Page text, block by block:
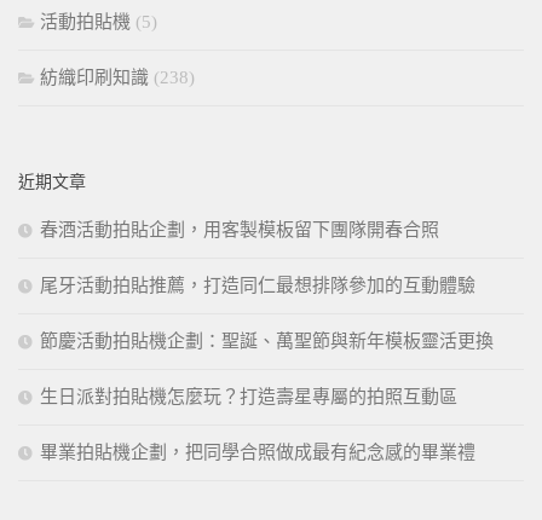
活動拍貼機 (5)
紡織印刷知識 (238)
近期文章
春酒活動拍貼企劃，用客製模板留下團隊開春合照
尾牙活動拍貼推薦，打造同仁最想排隊參加的互動體驗
節慶活動拍貼機企劃：聖誕、萬聖節與新年模板靈活更換
生日派對拍貼機怎麼玩？打造壽星專屬的拍照互動區
畢業拍貼機企劃，把同學合照做成最有紀念感的畢業禮